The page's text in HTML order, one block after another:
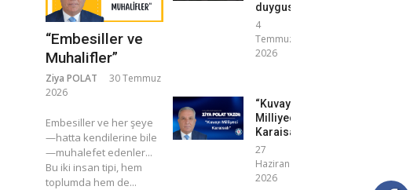
“Embesiller ve
Muhalifler”
Ziya POLAT
30 Temmuz
2026
​Embesiller ve her şeye
—hatta kendilerine bile
—muhalefet edenler...
Bu iki insan tipi, hem
toplumda hem de...
duygusu”
4
Temmuz
2026
“Kuvayı
Milliyeci
Karaisalı”
27
Haziran
2026